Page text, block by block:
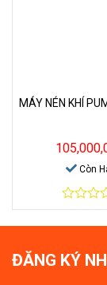
MÁY NÉN KHÍ
Còn
0
out
ĐĂNG KÝ